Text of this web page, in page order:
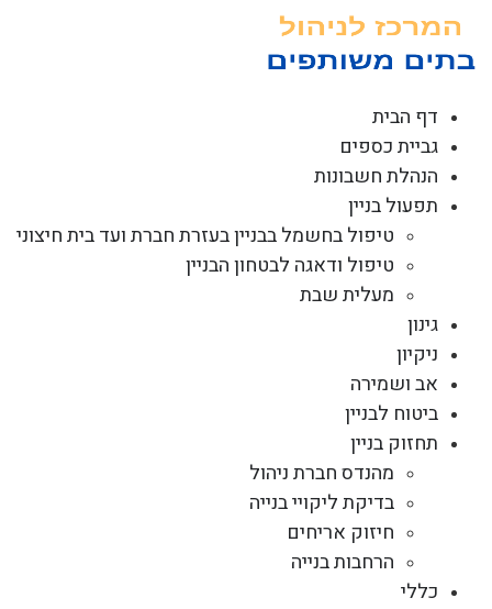
דף הבית
גביית כספים
הנהלת חשבונות
תפעול בניין
טיפול בחשמל בבניין בעזרת חברת ועד בית חיצוני
טיפול ודאגה לבטחון הבניין
מעלית שבת
גינון
ניקיון
אב ושמירה
ביטוח לבניין
תחזוק בניין
מהנדס חברת ניהול
בדיקת ליקויי בנייה
חיזוק אריחים
הרחבות בנייה
כללי